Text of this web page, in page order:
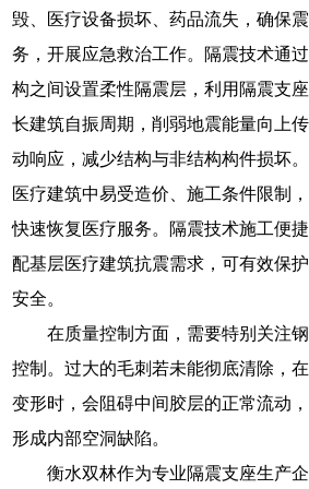
毁、医疗设备损坏、药品流失，确保
务，开展应急救治工作。隔震技术通
构之间设置柔性隔震层，利用隔震支
长建筑自振周期，削弱地震能量向上
动响应，减少结构与非结构构件损坏
医疗建筑中易受造价、施工条件限制
快速恢复医疗服务。隔震技术施工便
配基层医疗建筑抗震需求，可有效保
安全。
在质量控制方面，需要特别关注
控制。过大的毛刺若未能彻底清除，
变形时，会阻碍中间胶层的正常流动
形成内部空洞缺陷。
衡水双林作为专业隔震支座生产